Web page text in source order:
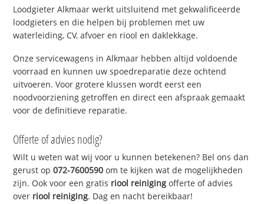
Loodgieter Alkmaar werkt uitsluitend met gekwalificeerde
loodgieters en die helpen bij problemen met uw
waterleiding, CV, afvoer en riool en daklekkage.
Onze servicewagens in Alkmaar hebben altijd voldoende
voorraad en kunnen uw spoedreparatie deze ochtend
uitvoeren. Voor grotere klussen wordt eerst een
noodvoorziening getroffen en direct een afspraak gemaakt
voor de definitieve reparatie.
Offerte of advies nodig?
Wilt u weten wat wij voor u kunnen betekenen? Bel ons dan
gerust op072-7600590 om te kijken wat de mogelijkheden
zijn. Ook voor een gratis riool reiniging offerte of advies
over riool reiniging. Dag en nacht bereikbaar!